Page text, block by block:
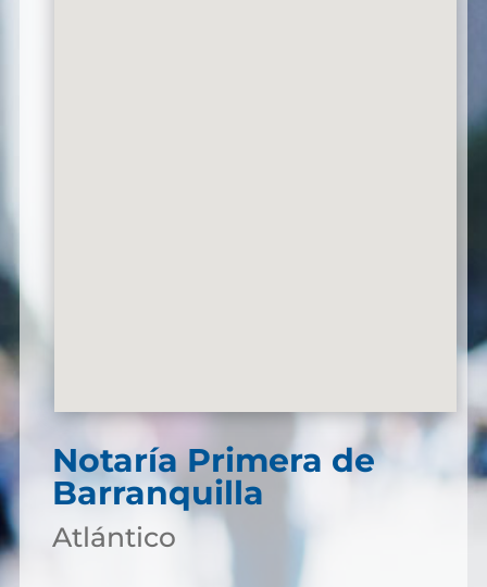
Notaría Primera de
Barranquilla
Atlántico